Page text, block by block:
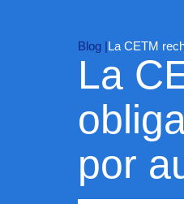
Blog |La CETM
La
por